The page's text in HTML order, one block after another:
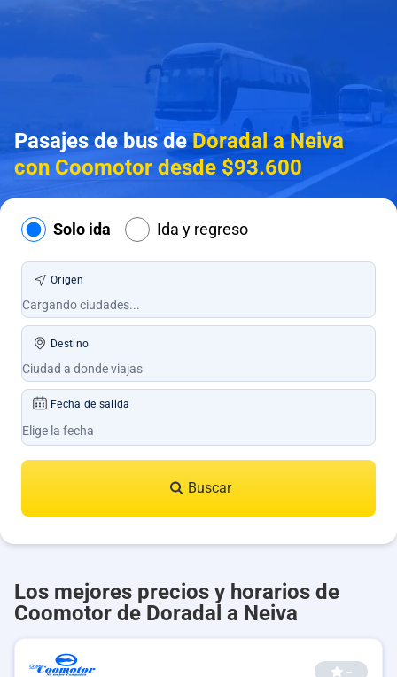
Pasajes de bus deDoradal a Neiva
con Coomotor desde $93.600
Solo ida Ida y regreso
Origen
Destino
Fecha de salida
Buscar
Los mejores precios y horarios de
Coomotor de Doradal a Neiva
--